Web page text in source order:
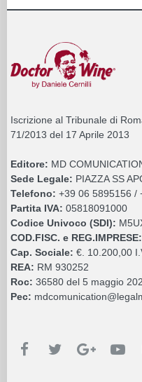
Iscrizione al Tribunale di
71/2013 del 17 Aprile 2013
Editore: MD
Sede Legale: PIAZZA SS
Telefono: +39 06 5895156 /
Partita IVA: 05818091000
Codice Univoco (SDI):
COD.FISC. e REG.IMPRESE:
Cap. Sociale: €. 10.200,00
REA: RM 930252
Roc: 36580 del 5 maggio
Pec: